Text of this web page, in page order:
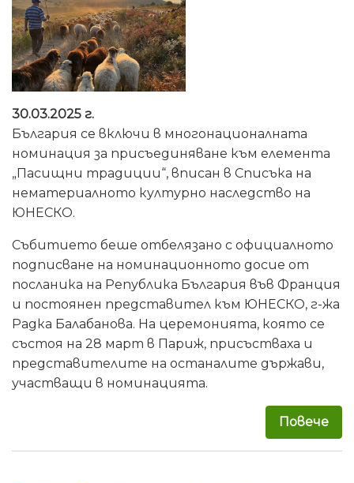
30.03.2025 г.
България се включи в многонационалната
номинация за присъединяване към елемента
„Пасищни традиции“, вписан в Списъка на
нематериалното културно наследство на
ЮНЕСКО.
Събитието беше отбелязано с официалното
подписване на номинационното досие от
посланика на Република България във Франция
и постоянен представител към ЮНЕСКО, г-жа
Радка Балабанова. На церемонията, която се
състоя на 28 март в Париж, присъстваха и
представителите на останалите държави,
участващи в номинацията.
Повече